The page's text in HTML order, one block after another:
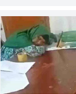
নেওয়ার অভিযোগ উঠেছে
বিরুদ্ধে।অভিযোগ রয়েছে,
দক্ষিণ ধোপাডাঙ্গা গ্রামের
ছেলে শেখ জাহিদ হাসান
সরকারি উচ্চপদস্থ কর্মকর্তা...